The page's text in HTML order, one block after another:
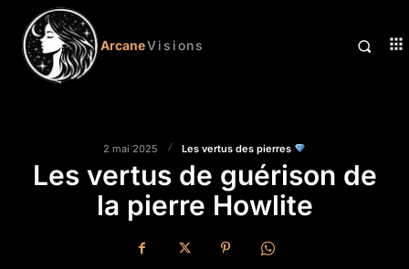
ArcaneVisions
2 mai 2025 Les vertus des pierres
Les vertus de guérison de
la pierre Howlite